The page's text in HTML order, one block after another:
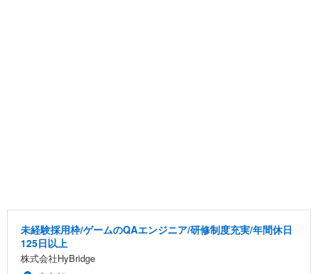
未経験採用枠/ゲームのQAエンジニア/研修制度充実/年間休日
125日以上
株式会社HyBridge